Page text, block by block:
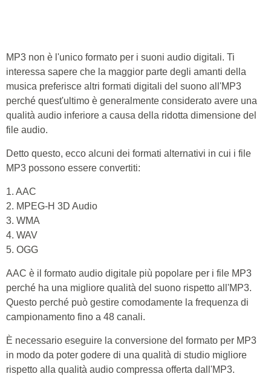
MP3 non è l'unico formato per i suoni audio digitali. Ti
interessa sapere che la maggior parte degli amanti della
musica preferisce altri formati digitali del suono all'MP3
perché quest'ultimo è generalmente considerato avere una
qualità audio inferiore a causa della ridotta dimensione del
file audio.
Detto questo, ecco alcuni dei formati alternativi in cui i file
MP3 possono essere convertiti:
1. AAC
2. MPEG-H 3D Audio
3. WMA
4. WAV
5. OGG
AAC è il formato audio digitale più popolare per i file MP3
perché ha una migliore qualità del suono rispetto all'MP3.
Questo perché può gestire comodamente la frequenza di
campionamento fino a 48 canali.
È necessario eseguire la conversione del formato per MP3
in modo da poter godere di una qualità di studio migliore
rispetto alla qualità audio compressa offerta dall'MP3.